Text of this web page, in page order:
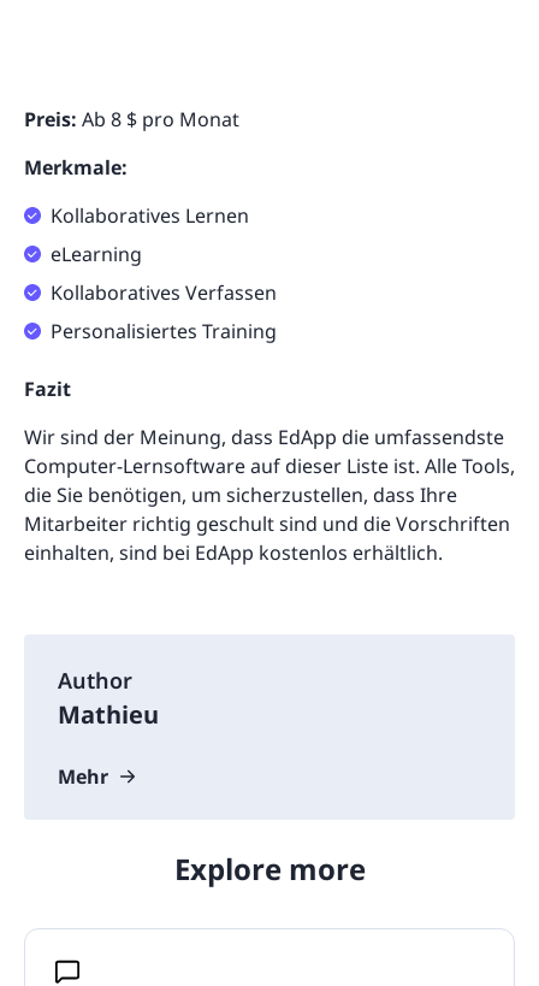
Preis: Ab 8 $ pro Monat
Merkmale:
Kollaboratives Lernen
eLearning
Kollaboratives Verfassen
Personalisiertes Training
Fazit
Wir sind der Meinung, dass EdApp die umfassendste
Computer-Lernsoftware auf dieser Liste ist. Alle Tools,
die Sie benötigen, um sicherzustellen, dass Ihre
Mitarbeiter richtig geschult sind und die Vorschriften
einhalten, sind bei EdApp kostenlos erhältlich.
Author
Mathieu
Mehr
Explore more